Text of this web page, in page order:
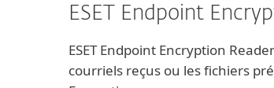
ESET Endpoint
ESET Endpoint Encryption
courriels reçus ou les fichiers